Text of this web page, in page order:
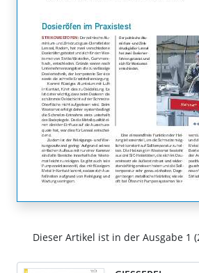
Dieser Artikel ist in der Ausgabe 1